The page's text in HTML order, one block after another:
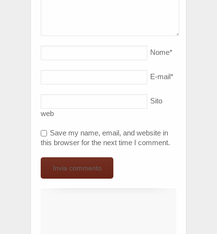
Nome*
E-mail*
Sito
web
Save my name, email, and website in
this browser for the next time I comment.